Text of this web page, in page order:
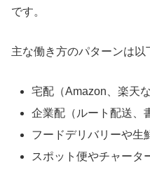
です。
主な働き方のパターンは以
宅配（Amazon、楽天な
企業配（ルート配送、
フードデリバリーや生
スポット便やチャータ